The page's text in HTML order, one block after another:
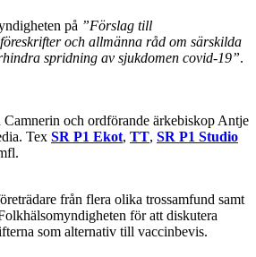
på ”Förslag till
och allmänna råd om särskilda
spridning av sjukdomen covid-19”.
Camnerin och ordförande ärkebiskop Antje
Tex SR P1 Ekot, TT, SR P1 Studio
från flera olika trossamfund samt
för att diskutera
som alternativ till vaccinbevis.